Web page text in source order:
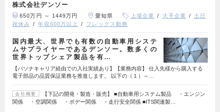
株式会社デンソー
650万円 ～ 1449万円 愛知県 上場企業 大手企業
土日
祝休み
年収600万以上 フレックス勤務
国内最大、世界でも有数の自動車用システ
ムサプライヤーであるデンソー。数多くの
世界トップシェア製品を有…
【パソナキャリア経由での入社実績あり】【業務内容】 仕入先様から購入する
電子部品の品質保証業務を推進します。 以下の（１）～…
会社概要
【下記の開発・製造・販売】 ■自動車用システム製品 ・エンジン
関係 ・空調関係 ・ボデー関係 ・走行安全関係 ■ITS関連製…